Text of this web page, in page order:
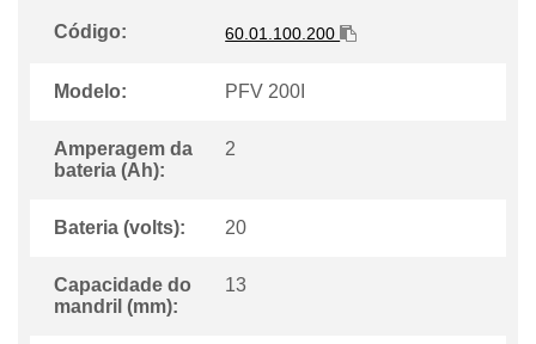
Código: 60.01.100.200
Modelo: PFV 200I
Amperagem da
bateria (Ah):
2
Bateria (volts): 20
Capacidade do
mandril (mm):
13